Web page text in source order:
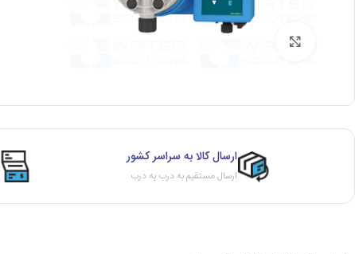
ارسال کالا به سراسر کشور
ارسال مستقیم به درب به درب